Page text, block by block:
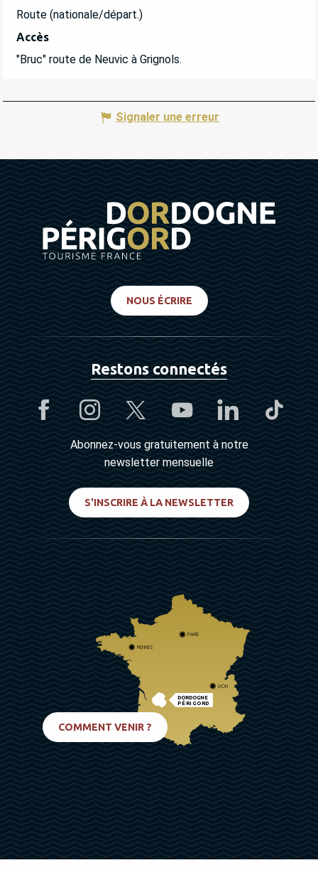
Route (nationale/départ.)
Accès
Accès
"Bruc" route de Neuvic à Grignols.
Signaler une erreur
NOUS ÉCRIRE
Restons connectés
Abonnez-vous gratuitement à notre
newsletter mensuelle
S'INSCRIRE À LA NEWSLETTER
DORDOGNE
PÉRIGORD
PARIS
RENNES
LYON
COMMENT VENIR ?